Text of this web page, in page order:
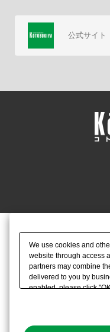
公式サイト
We use cookies and
website through access
partners may combine
delivered to you by
enabled, please click